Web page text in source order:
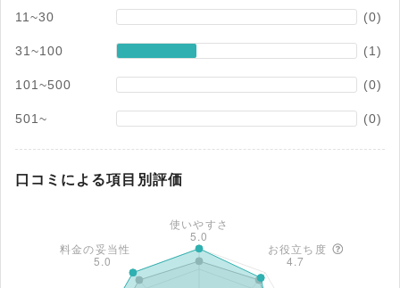
11~30 (0)
31~100 (1)
101~500 (0)
501~ (0)
口コミによる項目別評価